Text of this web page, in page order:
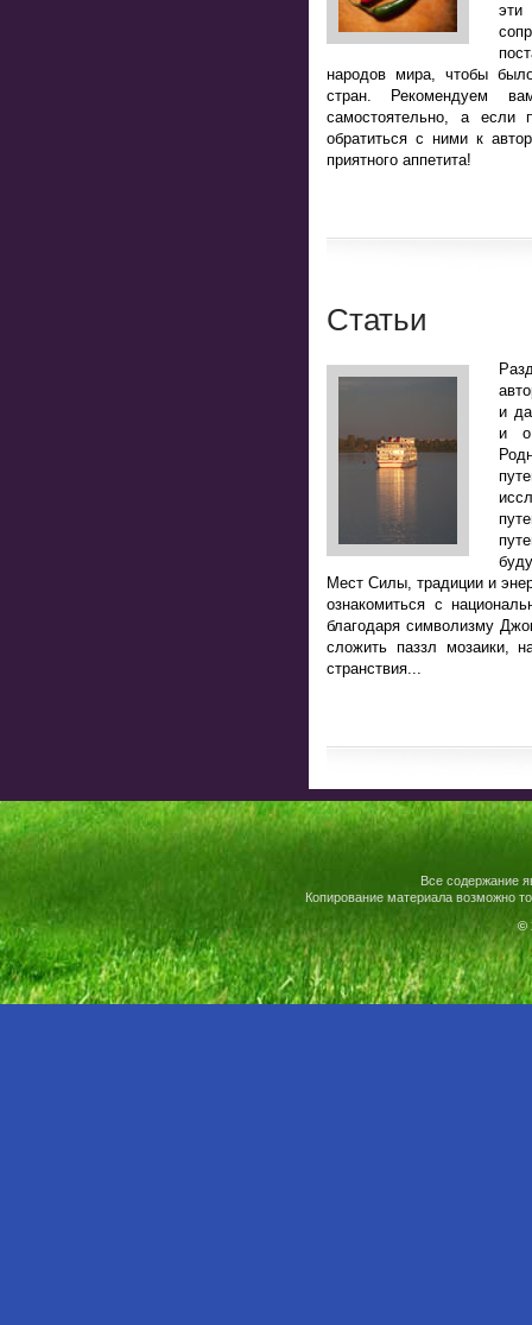
народов мира, чтобы
стран. Рекомендуем
самостоятельно, а если
обратиться с ними к
приятного аппетита!
Статьи
и
и о
Мест Силы, традиции и
ознакомиться с
благодаря символизму
сложить паззл мозаики,
странствия...
Все содержание
Копирование материала возможно
©